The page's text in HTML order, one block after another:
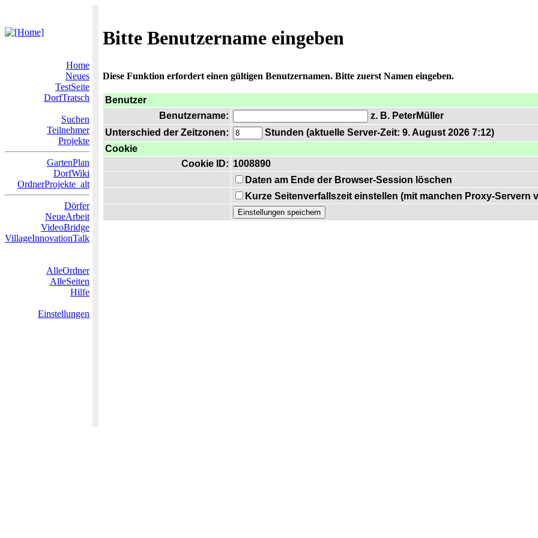
Bitte Benutzername eingeben
Home
Neues
TestSeite
DorfTratsch
Suchen
Teilnehmer
Projekte
GartenPlan
DorfWiki
OrdnerProjekte_alt
Dörfer
NeueArbeit
VideoBridge
VillageInnovationTalk
AlleOrdner
AlleSeiten
Hilfe
Einstellungen
Diese Funktion erfordert einen gültigen Benutzernamen. Bitte zuerst Namen eingeben.
Benutzer
Benutzername:
z. B. PeterMüller
Unterschied der Zeitzonen:
Stunden (aktuelle Server-Zeit: 9. August 2026 7:12)
Cookie
Cookie ID: 1008890
Daten am Ende der Browser-Session löschen
Kurze Seitenverfallszeit einstellen (mit manchen Proxy-Servern